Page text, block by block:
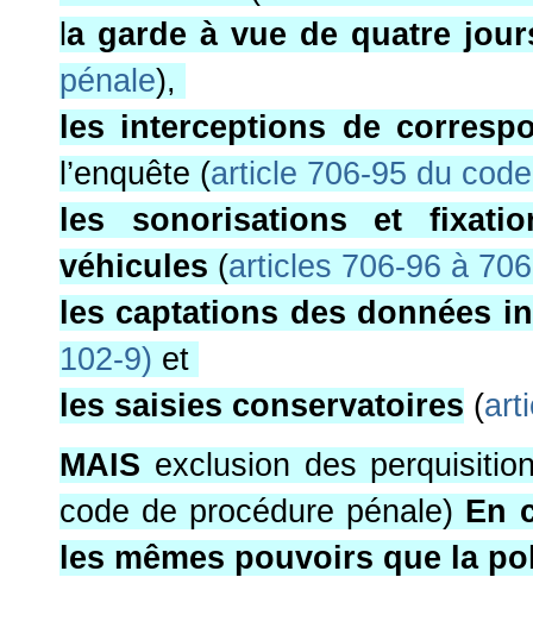
a garde à vue de quatre
pénale),
les interceptions de
l’enquête (article 706-95 du
les sonorisations et
véhicules (articles 706-96 à
les captations des données
102-9) et
les saisies conservatoires (
MAIS exclusion des
code de procédure pénale) En
les mêmes pouvoirs que la